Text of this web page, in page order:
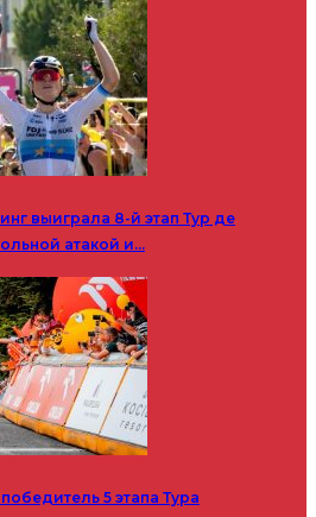
выиграла 8-й этап Тур де
атакой и…
5 этапа Тура